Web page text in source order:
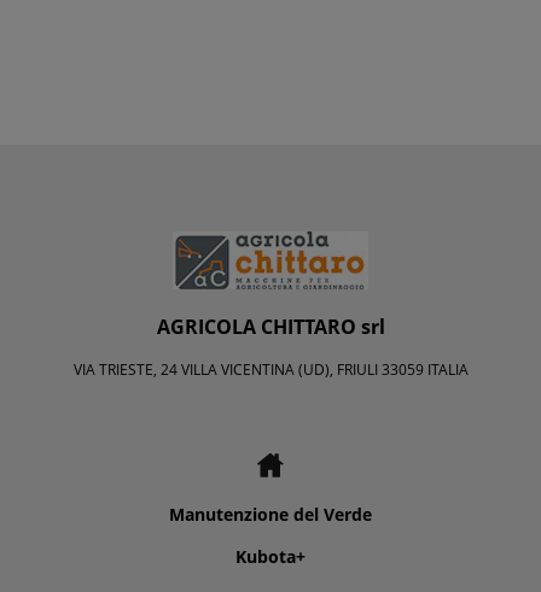
AGRICOLA CHITTARO srl
VIA TRIESTE, 24 VILLA VICENTINA (UD), FRIULI 33059 ITALIA
Manutenzione del Verde
Kubota+